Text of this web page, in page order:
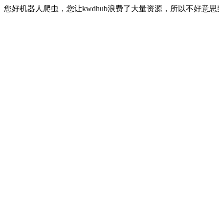
您好机器人爬虫，您让kwdhub浪费了大量资源，所以不好意思